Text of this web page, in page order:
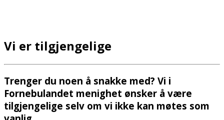
Vi er tilgjengelige
Trenger du noen å snakke med? Vi i
Fornebulandet menighet ønsker å være
tilgjengelige selv om vi ikke kan møtes som